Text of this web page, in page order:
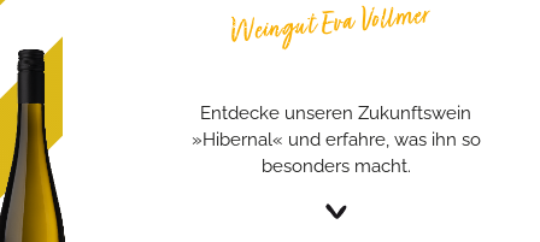
Weingut Eva Vollmer
Entdecke unseren Zukunftswein
»Hibernal« und erfahre, was ihn so
besonders macht.